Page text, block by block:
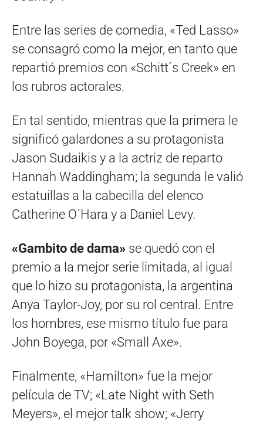
Entre las series de comedia, «Ted Lasso»
se consagró como la mejor, en tanto que
repartió premios con «Schitt´s Creek» en
los rubros actorales.
En tal sentido, mientras que la primera le
significó galardones a su protagonista
Jason Sudaikis y a la actriz de reparto
Hannah Waddingham; la segunda le valió
estatuillas a la cabecilla del elenco
Catherine O´Hara y a Daniel Levy.
«Gambito de dama» se quedó con el
premio a la mejor serie limitada, al igual
que lo hizo su protagonista, la argentina
Anya Taylor-Joy, por su rol central. Entre
los hombres, ese mismo título fue para
John Boyega, por «Small Axe».
Finalmente, «Hamilton» fue la mejor
película de TV; «Late Night with Seth
Meyers», el mejor talk show; «Jerry